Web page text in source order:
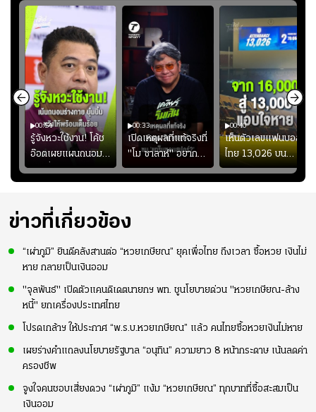
00:54
รู้จังหวะใช้งาน! โค้ช
อ๊อตเผยแผนถนอม
“บุ๋มบิ๋ม” เพื่อรักษา
ร่างกายให้พร้อมที่สุด
00:33
เปิดเหตุผลที่แท้จริงที่
"โม ซาลาห์" อยาก
ย้ายซบ "แทร็บซอนส
ปอร์"
00:40
เห็นตัวเลขแฟนบอล
ไทย 13,026 บน
สกอร์บอร์ดแล้วแอบ
ใจหาย น้อยกว่านัดที่
ข่าวที่เกี่ยวข้อง
“เผ่าภูมิ” ยินดีคลังสานต่อ “หวยเกษียณ” ยุคเพื่อไทย ถึงเวลา ซื้อหวย เงินไม่
หาย กลายเป็นเงินออม
"จุลพันธ์" เปิดตัวแคนดิเดตนายกฯ พท. ชูนโยบายด่วน "หวยเกษียณ-ล้าง
หนี้" ยกเครื่องประเทศไทย
โปรดเกล้าฯ ให้ประกาศ “พ.ร.บ.หวยเกษียณ” แล้ว คนไทยซื้อหวยเงินไม่หาย
เผยร่างคำแถลงนโยบายรัฐบาล “อนุทิน” ความยาว 8 หน้ากระดาษ เน้นลดค่า
ครองชีพ
จูงใจคนชอบเสี่ยงดวง “เผ่าภูมิ” แง้ม “หวยเกษียณ” ทุกบาทที่ซื้อสะสมเป็น
เงินออม